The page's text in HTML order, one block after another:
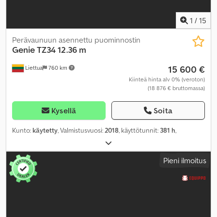
1 / 15
Liettua 760 km
Perävaunuun asennettu puominnostin
GenieTZ34 12.36 m
15 600 €
Kiinteä hinta alv 0% (veroton)
(18 876 € bruttomassa)
Kysellä Soita
Kunto: käytetty, Valmistusvuosi:2018, käyttötunnit: 381 h,
Pieni ilmoitus